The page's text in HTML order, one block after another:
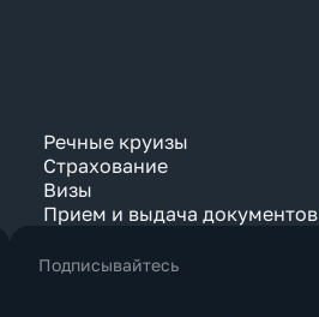
Речные круизы
Страхование
Визы
Прием и выдача документов
Подписывайтесь